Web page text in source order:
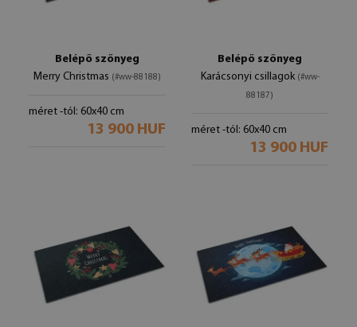
Belépő szőnyeg
Merry Christmas (#ww-88188)
méret -tól: 60x40 cm
13 900 HUF
Belépő szőnyeg
Karácsonyi csillagok (#ww-
88187)
méret -tól: 60x40 cm
13 900 HUF